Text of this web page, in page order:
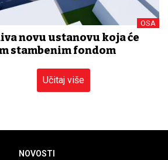
OSA
novu ustanovu koja će
stambenim fondom
Učitaj više
NOVOSTI